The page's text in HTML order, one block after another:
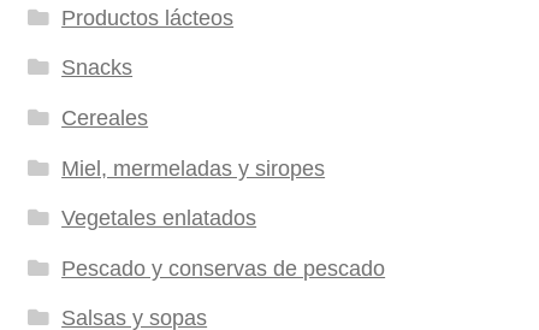
Productos lácteos
Snacks
Cereales
Miel, mermeladas y siropes
Vegetales enlatados
Pescado y conservas de pescado
Salsas y sopas